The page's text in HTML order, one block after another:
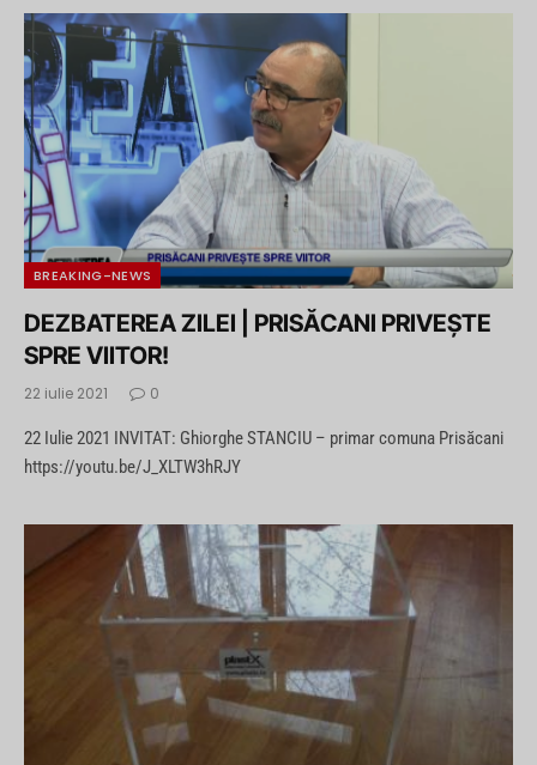
BREAKING-NEWS
DEZBATEREA ZILEI | PRISĂCANI PRIVEȘTE
SPRE VIITOR!
22 iulie 2021 0
22 Iulie 2021 INVITAT: Ghiorghe STANCIU – primar comuna Prisăcani
https://youtu.be/J_XLTW3hRJY